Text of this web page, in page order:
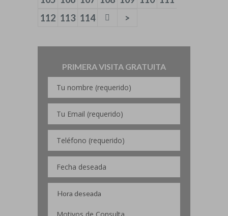
112 113 114 >
PRIMERA VISITA GRATUITA